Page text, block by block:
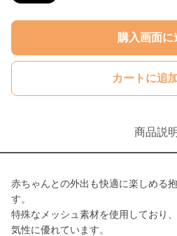
購入画面に
カートに追
商品説明
赤ちゃんとの外出も快適に楽しめる
す。
特殊なメッシュ素材を使用しており
気性に優れています。